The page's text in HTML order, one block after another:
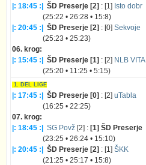
|: 18:45 :| ŠD Preserje [2] : [1] Isto dobr
(25:22 • 26:28 • 15:8)
|: 20:45 :| ŠD Preserje [2] : [0] Sekvoje
(25:23 • 25:23)
06. krog:
|: 15:45 :| ŠD Preserje [1] : [2] NLB VITA
(25:20 • 11:25 • 5:15)
1. DEL LIGE
|: 17:45 :| ŠD Preserje [0] : [2] uTabla
(16:25 • 22:25)
07. krog:
|: 18:45 :| SG Povž [2] : [1] ŠD Preserje
(23:25 • 26:24 • 15:10)
|: 20:45 :| ŠD Preserje [2] : [1] ŠKK
(21:25 • 25:17 • 15:8)